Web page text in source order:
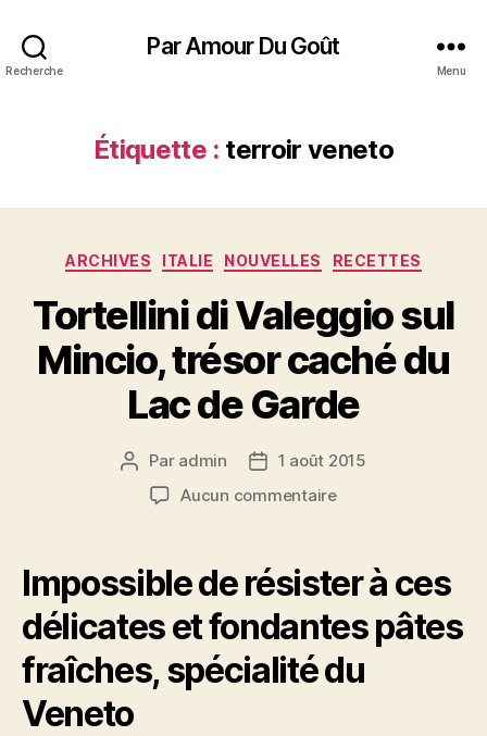
Recherche
Par Amour Du Goût
Menu
Étiquette : terroir veneto
Catégories
ARCHIVES ITALIE NOUVELLES RECETTES
Tortellini di Valeggio sul
Mincio, trésor caché du
Lac de Garde
Auteur
l’article
Par admin
Date1 août 2015
Aucun commentairesur
Valeggio
sul
trésor
caché
du
Impossible de résister à ces
délicates et fondantes pâtes
fraîches, spécialité du
Veneto